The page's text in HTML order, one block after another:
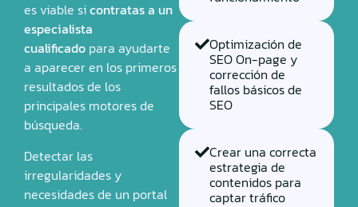
es viable sicontratas a un
especialista
cualificado para ayudarte
a aparecer en los primeros
resultados de los
principales motores de
búsqueda.
Detectar las
irregularidades y
necesidades de un portal
Optimización de
SEO On-page y
corrección de
fallos básicos de
SEO
Crear una correcta
estrategia de
contenidos para
captar tráfico